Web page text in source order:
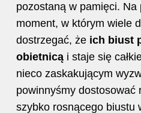
pozostaną w pamięci. Na
moment, w którym wiele
dostrzegać, że ich biust
obietnicą i staje się
nieco zaskakującym
powinnyśmy dostosować
szybko rosnącego biustu